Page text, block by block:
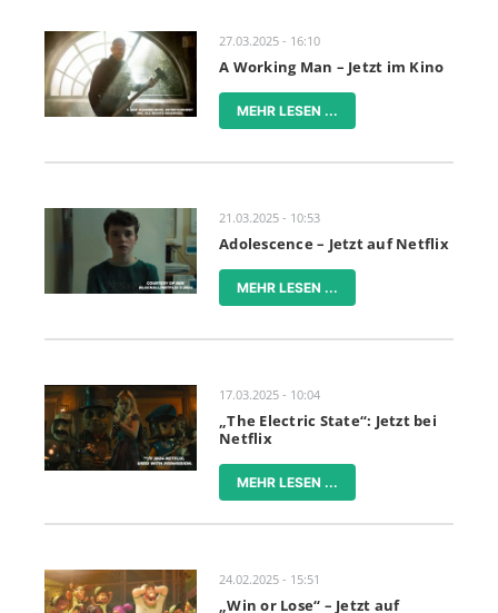
27.03.2025 - 16:10
A Working Man – Jetzt im Kino
MEHR LESEN ...
21.03.2025 - 10:53
Adolescence – Jetzt auf Netflix
MEHR LESEN ...
17.03.2025 - 10:04
„The Electric State“: Jetzt bei
Netflix
MEHR LESEN ...
24.02.2025 - 15:51
„Win or Lose“ – Jetzt auf